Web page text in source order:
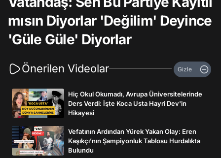
mısın Diyorlar 'Değilim' Deyince
'Güle Güle' Diyorlar
Önerilen Videolar Gizle
Hiç Okul Okumadı, Avrupa Üniversitelerinde
Ders Verdi: İşte Koca Usta Hayri Dev'in
Hikayesi
Vefatının Ardından Yürek Yakan Olay: Eren
Kaşıkçı’nın Şampiyonluk Tablosu Hurdalıkta
Bulundu